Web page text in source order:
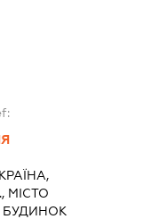
МІСТО
БУДИНОК